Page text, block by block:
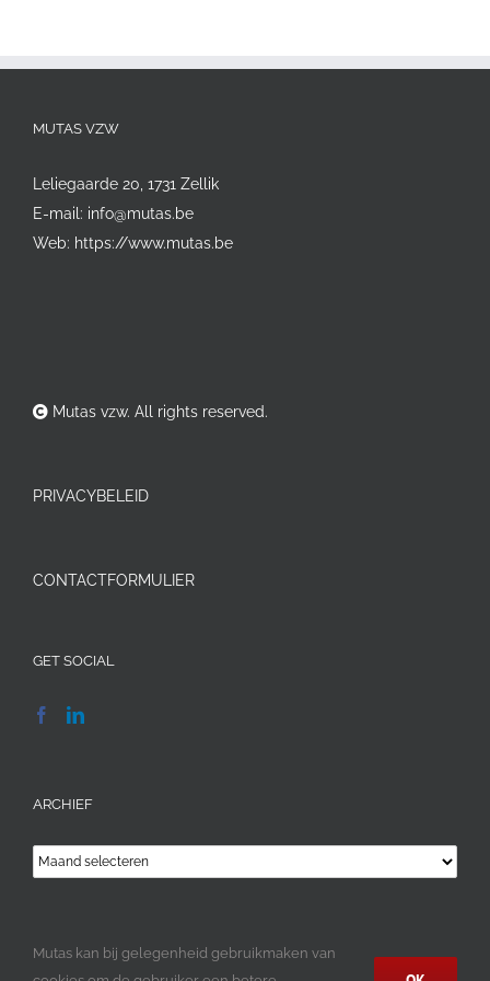
MUTAS VZW
Leliegaarde 20, 1731 Zellik
E-mail: info@mutas.be
Web: https://www.mutas.be
Mutas vzw. All rights reserved.
PRIVACYBELEID
CONTACTFORMULIER
GET SOCIAL
ARCHIEF
Archief
Mutas kan bij gelegenheid gebruikmaken van